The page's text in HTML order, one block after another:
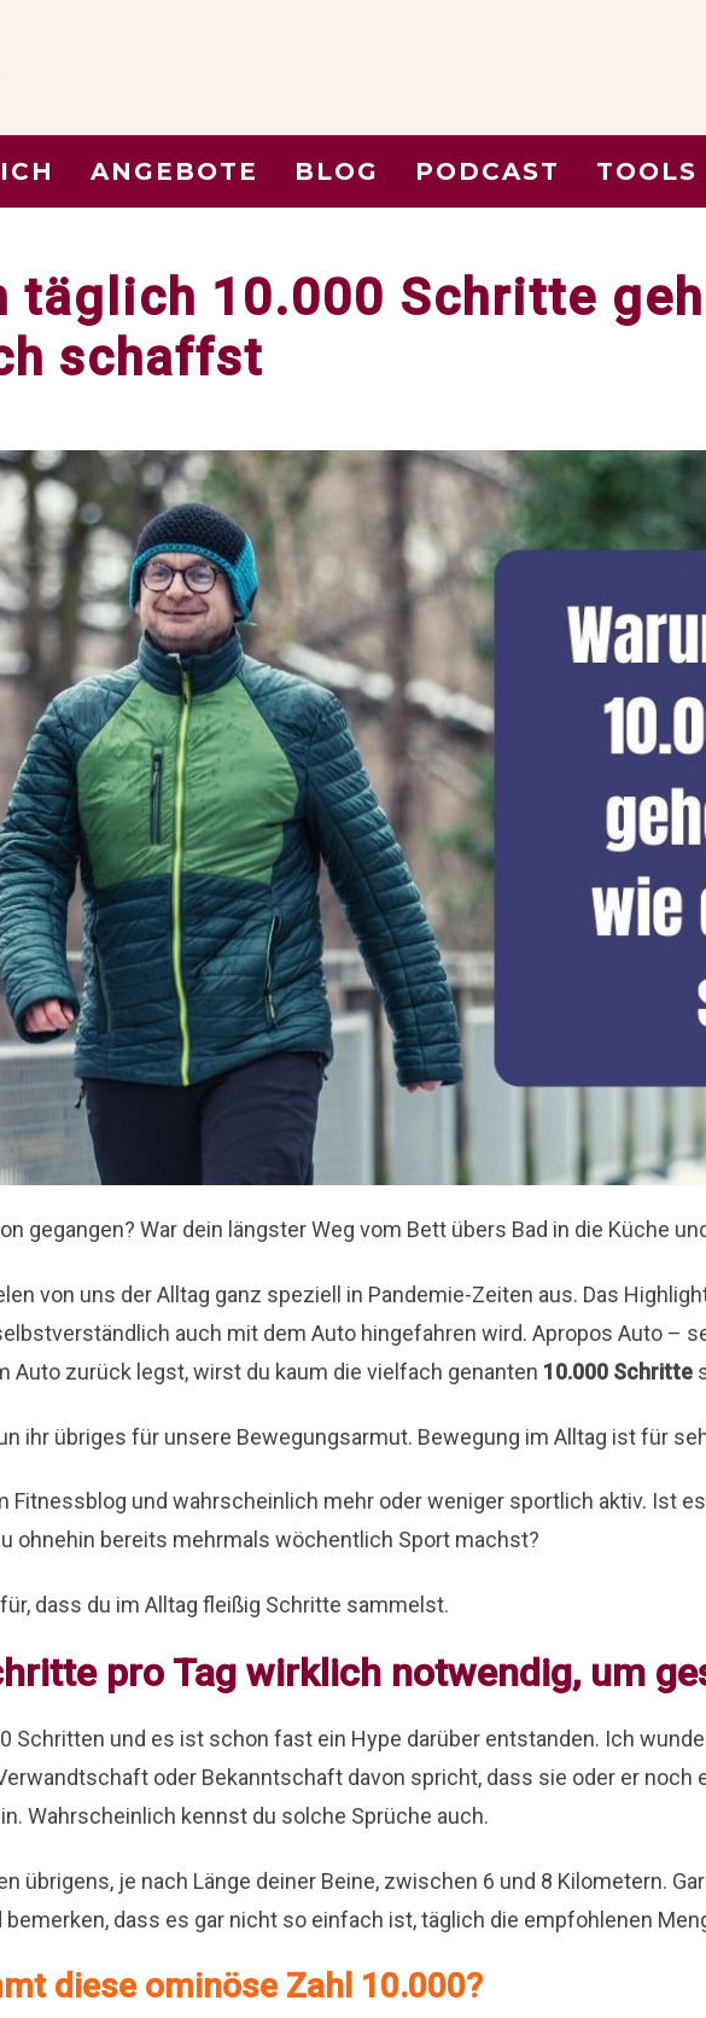
ANGEBOTE BLOG PODCAST TOOLS
täglich 10.000 Schritte
schaffst
gegangen? War dein längster Weg vom Bett übers Bad in die Küche
von uns der Alltag ganz speziell in Pandemie-Zeiten aus. Das
auch mit dem Auto hingefahren wird. Apropos Auto –
Auto zurück legst, wirst du kaum die vielfach genanten 10.000 Schritte
ihr übriges für unsere Bewegungsarmut. Bewegung im Alltag ist für
Fitnessblog und wahrscheinlich mehr oder weniger sportlich aktiv. Ist
ohnehin bereits mehrmals wöchentlich Sport machst?
dass du im Alltag fleißig Schritte sammelst.
pro Tag wirklich notwendig, um
Schritten und es ist schon fast ein Hype darüber entstanden. Ich
oder Bekanntschaft davon spricht, dass sie oder er noch
Wahrscheinlich kennst du solche Sprüche auch.
übrigens, je nach Länge deiner Beine, zwischen 6 und 8 Kilometern.
dass es gar nicht so einfach ist, täglich die empfohlenen
diese ominöse Zahl 10.000?